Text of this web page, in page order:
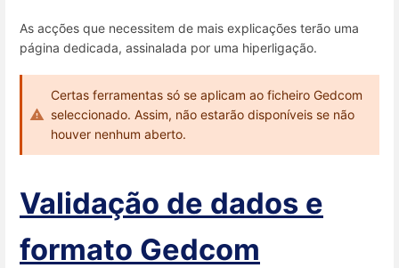
As acções que necessitem de mais explicações terão uma
página dedicada, assinalada por uma hiperligação.
Certas ferramentas só se aplicam ao ficheiro Gedcom
seleccionado. Assim, não estarão disponíveis se não
houver nenhum aberto.
Validação de dados e
formato Gedcom